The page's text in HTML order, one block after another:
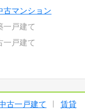
古マンション
一戸建て
一戸建て
古一戸建て 賃貸